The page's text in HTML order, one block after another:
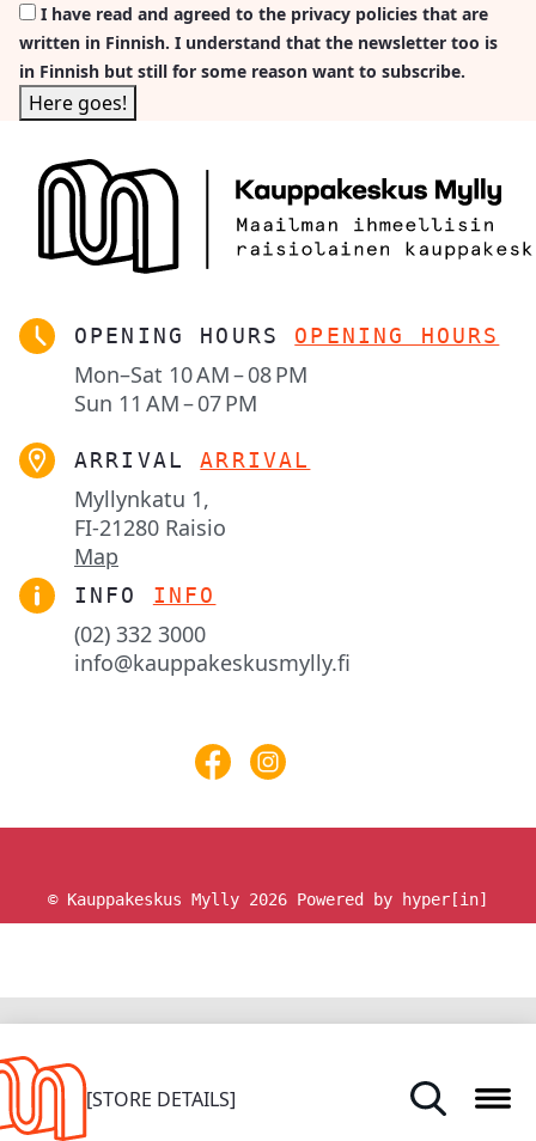
HOME
STORES AND SERVICES
[STORE DETAILS]
I have read and agreed to the privacy policies that are
written in Finnish. I understand that the newsletter too is
in Finnish but still for some reason want to subscribe.
OPENING HOURS OPENING HOURS
Mon–Sat 10 AM – 08 PM
Sun 11 AM – 07 PM
ARRIVAL ARRIVAL
Myllynkatu 1,
FI-21280 Raisio
Map
INFO INFO
(02) 332 3000
info@kauppakeskusmylly.fi
© Kauppakeskus Mylly 2026 Powered by hyper[in]